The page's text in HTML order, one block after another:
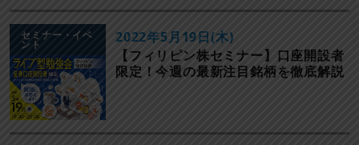
セミナー・イベ
ント
【フィリピン株セミナー】口座開設者
限定！今週の最新注目銘柄を徹底解説
2022年5月19日(木)